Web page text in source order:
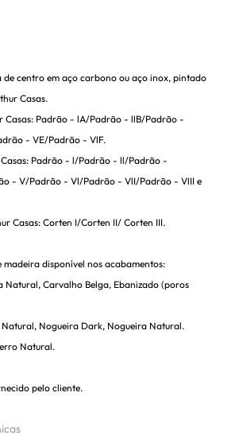
de centro em aço carbono ou aço inox, pintado
Casas.
Casas: Padrão - lA/Padrão - llB/Padrão -
- VE/Padrão - VlF.
Padrão - l/Padrão - ll/Padrão -
- V/Padrão - Vl/Padrão - VlI/Padrão - VlII e
Casas: Corten I/Corten II/ Corten III.
madeira disponível nos acabamentos:
Natural, Carvalho Belga, Ebanizado (poros
Nogueira Dark, Nogueira Natural.
Natural.
pelo cliente.